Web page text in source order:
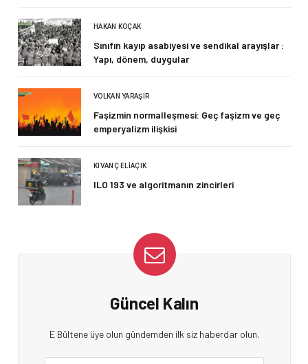
HAKAN KOÇAK
Sınıfın kayıp asabiyesi ve sendikal arayışlar :
Yapı, dönem, duygular
VOLKAN YARAŞIR
Faşizmin normalleşmesi: Geç faşizm ve geç
emperyalizm ilişkisi
KIVANÇ ELIAÇIK
ILO 193 ve algoritmanın zincirleri
Güncel Kalın
E Bültene üye olun gündemden ilk siz haberdar olun.